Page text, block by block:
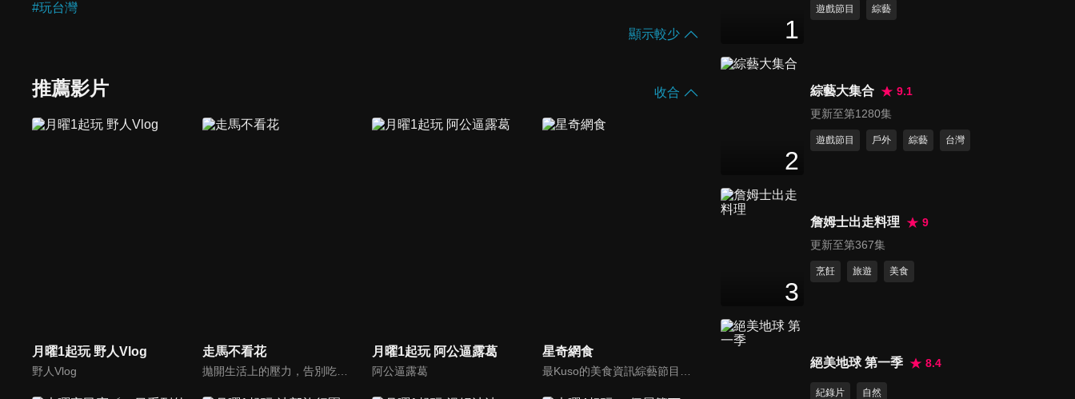
#玩台灣
顯示較少
推薦影片 收合
月曜1起玩 野人Vlog
野人Vlog
走馬不看花
拋開生活上的壓力，告別吃吃喝喝、走走看看的空乏之旅，「走馬不看花」為您策劃旅行新攻略，深入他鄉，體驗在地風情，感受全新風貌。透過鏡頭來刺激您的感官，用全新的角度了解旅行的意義，用最真誠的方式玩出不一樣的旅程，找出旅行的感動，跟著我們一起探索心中另一面美麗桃花源吧！
月曜1起玩 阿公逼露葛
阿公逼露葛
星奇網食
30分鐘
30分鐘
第11集 精饌美味 進擊的異鄉人
30
第13集 讓人念念不忘的懷舊老
1
遊戲節目 綜藝
2
綜藝大集合
9.1
更新至第1280集
遊戲節目 戶外 綜藝 台灣
3
詹姆士出走料理
9
更新至第367集
烹飪 旅遊 美食
絕美地球 第一季 8.4
紀錄片 自然